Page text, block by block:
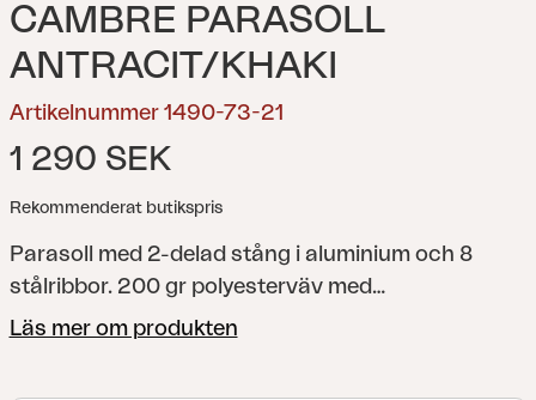
CAMBRE PARASOLL
ANTRACIT/KHAKI
Artikelnummer 1490-73-21
1 290 SEK
Rekommenderat butikspris
Parasoll med 2-delad stång i aluminium och 8
stålribbor. 200 gr polyesterväv med
ventilationslucka. Vevfunktion.
Läs mer om produkten